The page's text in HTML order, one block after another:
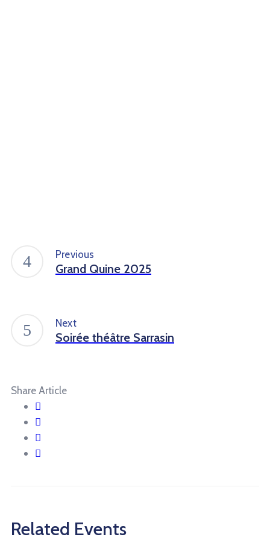
Previous
Grand Quine 2025
Next
Soirée théâtre Sarrasin
Share Article
Related Events